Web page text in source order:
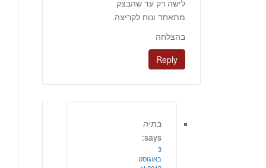
לישה רק עד שהבצק
מתאחד ונוח לקריצה.
בהצלחה
Reply
בתיה
says:
3
באוגוסט